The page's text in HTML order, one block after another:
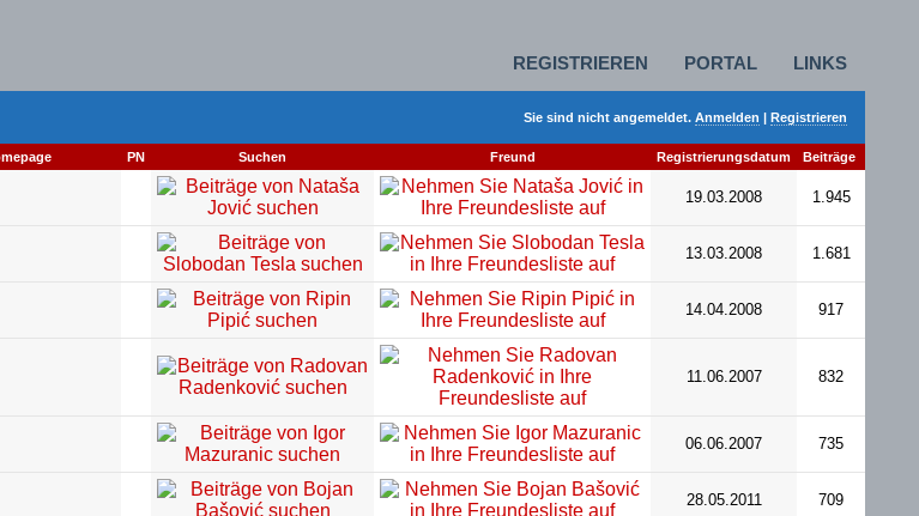
REGISTRIEREN PORTAL LINKS
Sie sind nicht angemeldet. Anmelden | Registrieren
PN Suchen Freund Registrierungsdatum Beiträge
19.03.2008 1.945
13.03.2008 1.681
14.04.2008 917
11.06.2007 832
06.06.2007 735
28.05.2011 709